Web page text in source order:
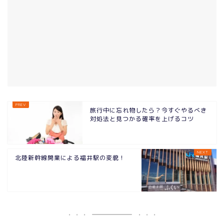
旅行中に忘れ物したら？今すぐやるべき
対処法と見つかる確率を上げるコツ
北陸新幹線開業による福井駅の変貌！